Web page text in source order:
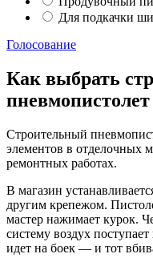
Для подкачки
Голосование
Как выбрать
пневмопистолет
Строительный
элементов в отделочных
ремонтных работах.
В магазин
другим крепежом.
мастер нажимает курок.
систему воздух
идет на боек — и тот